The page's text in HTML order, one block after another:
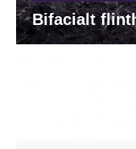
Bifacialt